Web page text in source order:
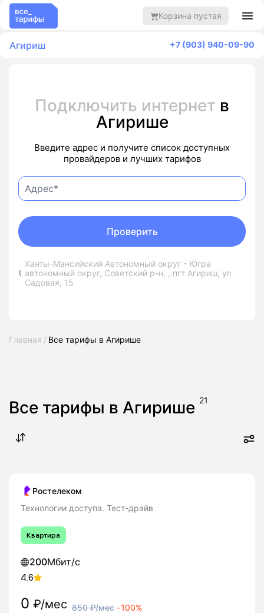
Корзина пустая
Агириш +7 (903) 940-09-90
Подключить интернет в
Агирише
Введите адрес и получите список доступных
провайдеров и лучших тарифов
Ханты-Мансийский Автономный округ - Югра
автономный округ, Советский р-н, , пгт Агириш, ул
Садовая, 15
Проверить
Главная Все тарифы в Агирише
Все тарифы в Агирише 21
Ростелеком
Технологии доступа. Тест-драйв
Квартира
200Мбит/с
4.6
0 ₽/мес 850₽/мес -100%